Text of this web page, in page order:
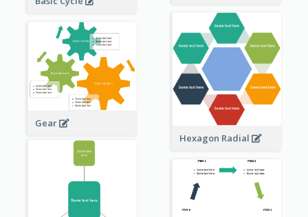
Hexagon Radial
Gear